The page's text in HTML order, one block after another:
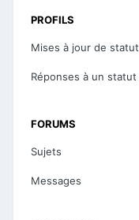
PROFILS
Mises à jour de statut
Réponses à un statut
FORUMS
Sujets
Messages